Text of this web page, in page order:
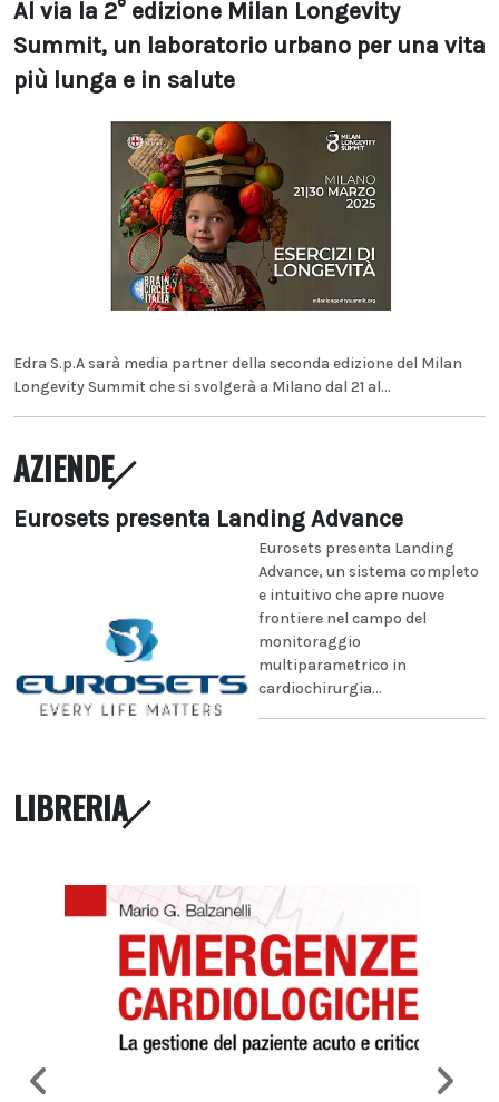
Al via la 2° edizione Milan Longevity
Summit, un laboratorio urbano per una vita
più lunga e in salute
Edra S.p.A sarà media partner della seconda edizione del Milan
Longevity Summit che si svolgerà a Milano dal 21 al...
AZIENDE
Eurosets presenta Landing Advance
Eurosets presenta Landing
Advance, un sistema completo
e intuitivo che apre nuove
frontiere nel campo del
monitoraggio
multiparametrico in
cardiochirurgia...
LIBRERIA